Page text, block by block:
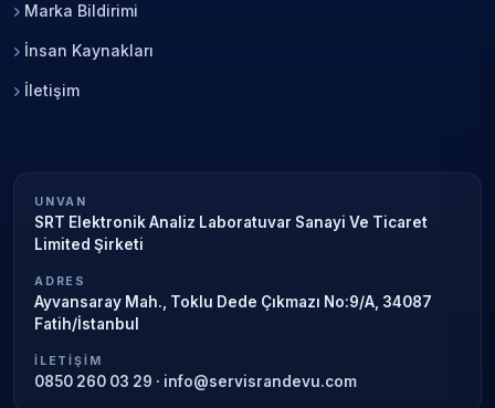
Marka Bildirimi
İnsan Kaynakları
İletişim
UNVAN
SRT Elektronik Analiz Laboratuvar Sanayi Ve Ticaret
Limited Şirketi
ADRES
Ayvansaray Mah., Toklu Dede Çıkmazı No:9/A, 34087
Fatih/İstanbul
İLETIŞIM
0850 260 03 29 · info@servisrandevu.com